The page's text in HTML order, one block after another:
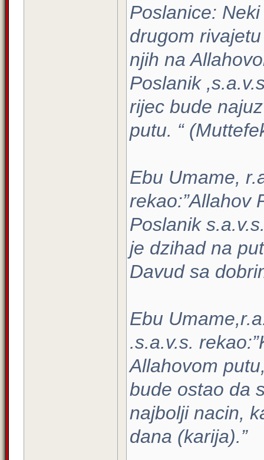
Poslanice:
drugom
njih na
Poslanik
rijec bude
putu. “
Ebu Umame,
rekao:”Allahov
Poslanik
je dzihad na
Davud sa
Ebu
.s.a.v.s.
Allahovom
bude ostao da
najbolji nacin,
dana (karija).”